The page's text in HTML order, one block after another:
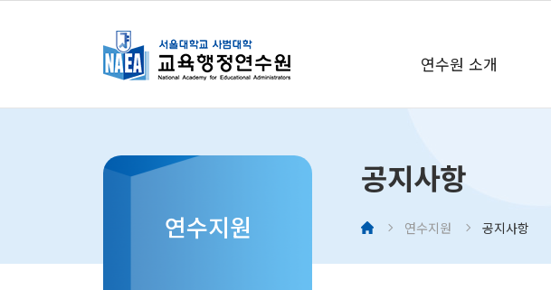
연수원 소개
원장 인사말
연혁
조직도
중
원
공지사항
연수지원 공지사항
연수지원